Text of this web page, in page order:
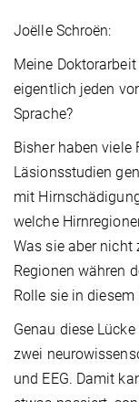
Joëlle Schroën:
Meine
eigentlich jeden
Sprache?
Bisher haben viele
Läsionsstudien
mit
welche
Was sie aber nicht
Regionen währen
Rolle sie in
Genau diese
zwei
und EEG. Damit